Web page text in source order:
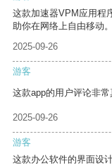
这款加速器VPM应用程
助你在网络上自由移动。
2025-09-26
游客
这款app的用户评论非常
2025-09-26
游客
这款办公软件的界面设